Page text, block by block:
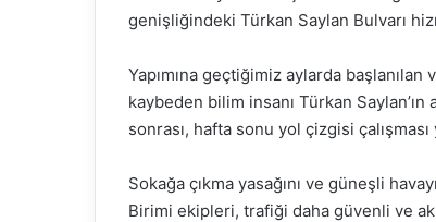
genişliğindeki Türkan Saylan Bulvarı
Yapımına geçtiğimiz aylarda
kaybeden bilim insanı Türkan
sonrası, hafta sonu yol çizgisi çalışması
Sokağa çıkma yasağını ve güneşli
Birimi ekipleri, trafiği daha güvenli ve